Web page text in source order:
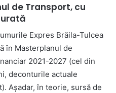
de Transport, cu
Expres Brăila-Tulcea
în Masterplanul de
2021-2027 (cel din
deconturile actuale
Așadar, în teorie, sursă de